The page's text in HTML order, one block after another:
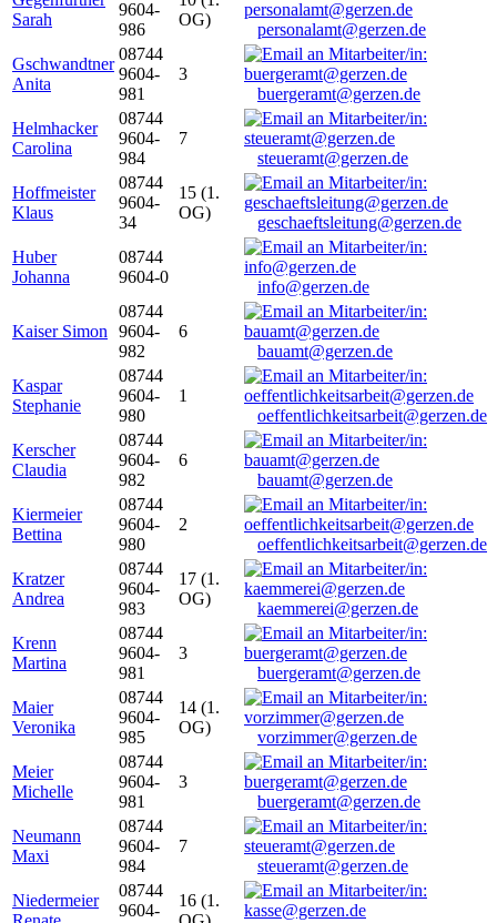
Sarah
9604-
986
OG)
personalamt@gerzen.de
Gschwandtner
Anita
08744
9604-
981
3
buergeramt@gerzen.de
Helmhacker
Carolina
08744
9604-
984
7
steueramt@gerzen.de
Hoffmeister
Klaus
08744
9604-
34
15 (1.
OG)
geschaeftsleitung@gerzen.de
Huber
Johanna
08744
9604-0
info@gerzen.de
Kaiser Simon
08744
9604-
982
6
bauamt@gerzen.de
Kaspar
Stephanie
08744
9604-
980
1
oeffentlichkeitsarbeit@gerzen.de
Kerscher
Claudia
08744
9604-
982
6
bauamt@gerzen.de
Kiermeier
Bettina
08744
9604-
980
2
oeffentlichkeitsarbeit@gerzen.de
Kratzer
Andrea
08744
9604-
983
17 (1.
OG)
kaemmerei@gerzen.de
Krenn
Martina
08744
9604-
981
3
buergeramt@gerzen.de
Maier
Veronika
08744
9604-
985
14 (1.
OG)
vorzimmer@gerzen.de
Meier
Michelle
08744
9604-
981
3
buergeramt@gerzen.de
Neumann
Maxi
08744
9604-
984
7
steueramt@gerzen.de
Niedermeier
08744
9604-
16 (1.